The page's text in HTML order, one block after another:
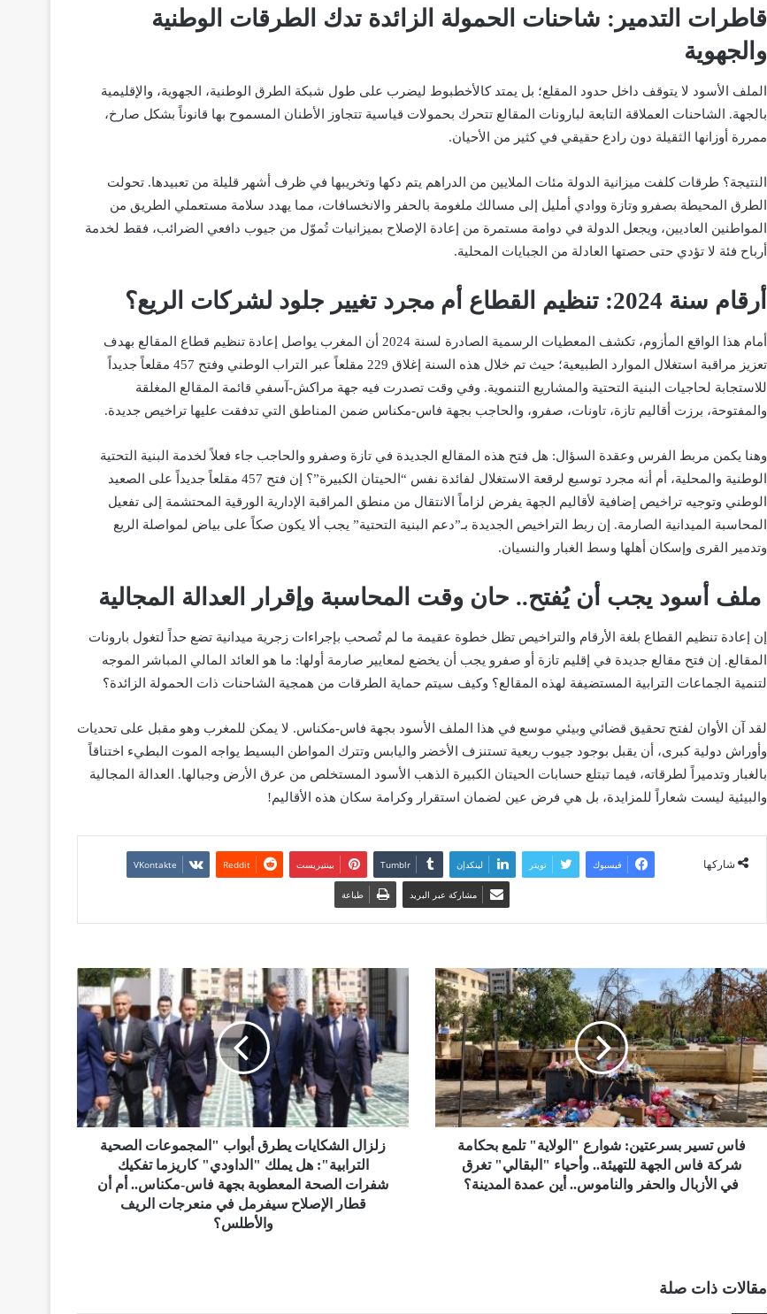
قاطرات التدمير: شاحنات الحمولة الزائدة تدك الطرقات الوطنية
والجهوية
الملف الأسود لا يتوقف داخل حدود المقلع؛ بل يمتد كالأخطبوط ليضرب على طول شبكة الطرق الوطنية، الجهوية، والإقليمية
بالجهة. الشاحنات العملاقة التابعة لبارونات المقالع تتحرك بحمولات قياسية تتجاوز الأطنان المسموح بها قانوناً بشكل صارخ،
ممررة أوزانها الثقيلة دون رادع حقيقي في كثير من الأحيان.
النتيجة؟ طرقات كلفت ميزانية الدولة مئات الملايين من الدراهم يتم دكها وتخريبها في ظرف أشهر قليلة من تعبيدها. تحولت
الطرق المحيطة بصفرو وتازة ووادي أمليل إلى مسالك ملغومة بالحفر والانخسافات، مما يهدد سلامة مستعملي الطريق من
المواطنين العاديين، ويجعل الدولة في دوامة مستمرة من إعادة الإصلاح بميزانيات تُموّل من جيوب دافعي الضرائب، فقط لخدمة
أرباح فئة لا تؤدي حتى حصتها العادلة من الجبايات المحلية.
أرقام سنة 2024: تنظيم القطاع أم مجرد تغيير جلود لشركات الريع؟
أمام هذا الواقع المأزوم، تكشف المعطيات الرسمية الصادرة لسنة 2024 أن المغرب يواصل إعادة تنظيم قطاع المقالع بهدف
تعزيز مراقبة استغلال الموارد الطبيعية؛ حيث تم خلال هذه السنة إغلاق 229 مقلعاً عبر التراب الوطني وفتح 457 مقلعاً جديداً
للاستجابة لحاجيات البنية التحتية والمشاريع التنموية. وفي وقت تصدرت فيه جهة مراكش-آسفي قائمة المقالع المغلقة
والمفتوحة، برزت أقاليم تازة، تاونات، صفرو، والحاجب بجهة فاس-مكناس ضمن المناطق التي تدفقت عليها تراخيص جديدة.
وهنا يكمن مربط الفرس وعقدة السؤال: هل فتح هذه المقالع الجديدة في تازة وصفرو والحاجب جاء فعلاً لخدمة البنية التحتية
الوطنية والمحلية، أم أنه مجرد توسيع لرقعة الاستغلال لفائدة نفس “الحيتان الكبيرة”؟ إن فتح 457 مقلعاً جديداً على الصعيد
الوطني وتوجيه تراخيص إضافية لأقاليم الجهة يفرض لزاماً الانتقال من منطق المراقبة الإدارية الورقية المحتشمة إلى تفعيل
المحاسبة الميدانية الصارمة. إن ربط التراخيص الجديدة بـ”دعم البنية التحتية” يجب ألا يكون صكاً على بياض لمواصلة الريع
وتدمير القرى وإسكان أهلها وسط الغبار والنسيان.
ملف أسود يجب أن يُفتح.. حان وقت المحاسبة وإقرار العدالة المجالية
إن إعادة تنظيم القطاع بلغة الأرقام والتراخيص تظل خطوة عقيمة ما لم تُصحب بإجراءات زجرية ميدانية تضع حداً لتغول بارونات
المقالع. إن فتح مقالع جديدة في إقليم تازة أو صفرو يجب أن يخضع لمعايير صارمة أولها: ما هو العائد المالي المباشر الموجه
لتنمية الجماعات الترابية المستضيفة لهذه المقالع؟ وكيف سيتم حماية الطرقات من همجية الشاحنات ذات الحمولة الزائدة؟
لقد آن الأوان لفتح تحقيق قضائي وبيئي موسع في هذا الملف الأسود بجهة فاس-مكناس. لا يمكن للمغرب وهو مقبل على تحديات
وأوراش دولية كبرى، أن يقبل بوجود جيوب ريعية تستنزف الأخضر واليابس وتترك المواطن البسيط يواجه الموت البطيء اختناقاً
بالغبار وتدميراً لطرقاته، فيما تبتلع حسابات الحيتان الكبيرة الذهب الأسود المستخلص من عرق الأرض وجبالها. العدالة المجالية
والبيئية ليست شعاراً للمزايدة، بل هي فرض عين لضمان استقرار وكرامة سكان هذه الأقاليم!
شاركها فيسبوك تويتر لينكدإن بينتيريست
مشاركة عبر البريد طباعة
فاس تسير بسرعتين: شوارع "الولاية" تلمع بحكامة
شركة فاس الجهة للتهيئة.. وأحياء "البقالي" تغرق
في الأزبال والحفر والناموس.. أين عمدة المدينة؟
زلزال الشكايات يطرق أبواب "المجموعات الصحية
الترابية": هل يملك "الداودي" كاريزما تفكيك
شفرات الصحة المعطوبة بجهة فاس-مكناس.. أم أن
قطار الإصلاح سيفرمل في منعرجات الريف
والأطلس؟
مقالات ذات صلة